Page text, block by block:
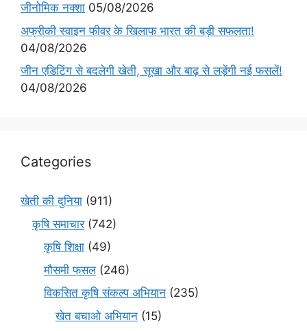
जीनोमिक नक्शा 05/08/2026
अफ्रीकी स्वाइन फीवर के खिलाफ भारत की बड़ी सफलता!
04/08/2026
जीन एडिटिंग से बदलेगी खेती, सूखा और बाढ़ से लड़ेंगी नई फसलें!
04/08/2026
Categories
खेती की दुनिया (911)
कृषि समाचार(742)
कृषि शिक्षा (49)
मौसमी फसल(246)
विकसित कृषि संकल्प अभियान (235)
खेत बचाओ अभियान (15)